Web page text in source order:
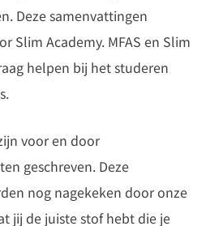
Deze samenvattingen
Slim Academy. MFAS en Slim
helpen bij het studeren
voor en door
geschreven. Deze
nog nagekeken door onze
jij de juiste stof hebt die je